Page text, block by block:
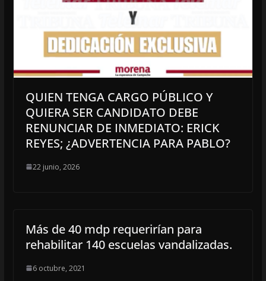
QUIEN TENGA CARGO PÚBLICO Y
QUIERA SER CANDIDATO DEBE
RENUNCIAR DE INMEDIATO: ERICK
REYES; ¿ADVERTENCIA PARA PABLO?
22 junio, 2026
Más de 40 mdp requerirían para
rehabilitar 140 escuelas vandalizadas.
6 octubre, 2021